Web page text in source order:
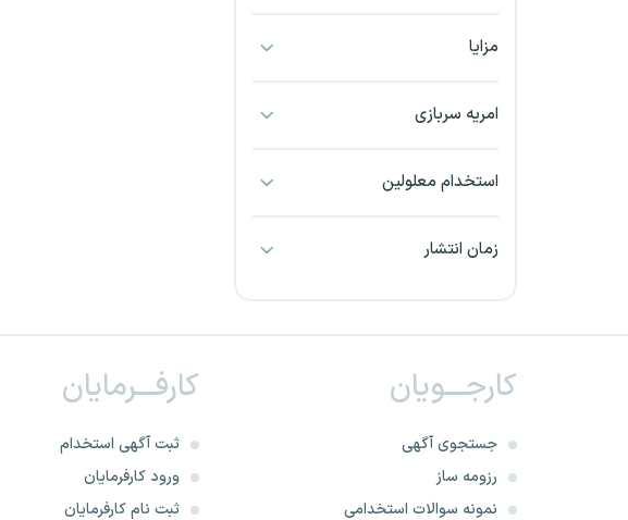
بندرعباس
خراسان شمالی
خرم آباد
خوزستان
مزایا
امریه سربازی
استخدام معلولین
زمان انتشار
کارجـــویان
جستجوی آگهی
رزومه ساز
نمونه سوالات استخدامی
کارفـــرمایان
ثبت آگهی استخدام
ورود کارفرمایان
ثبت نام کارفرمایان